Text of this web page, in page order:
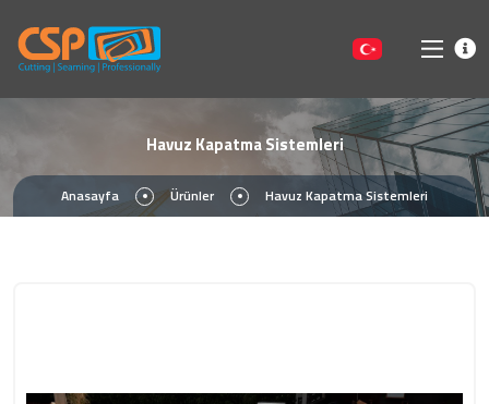
Havuz Kapatma Sistemleri
Anasayfa Ürünler Havuz Kapatma Sistemleri